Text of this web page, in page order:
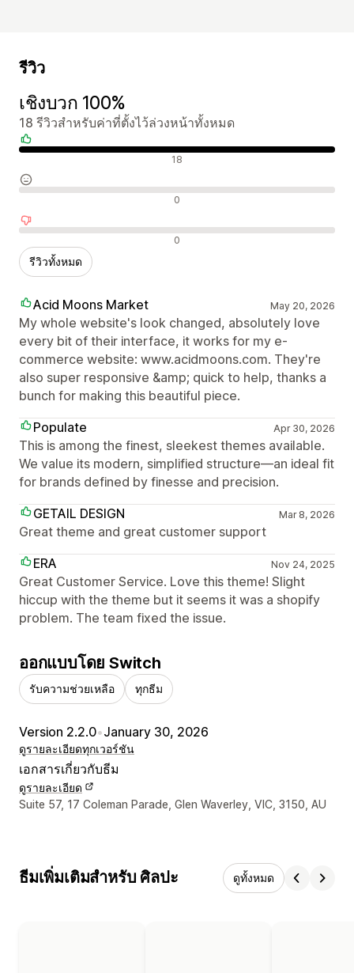
รีวิว
เชิงบวก 100%
18 รีวิวสำหรับค่าที่ตั้งไว้ล่วงหน้าทั้งหมด
รีวิวเชิงบวก 18
รีวิวที่เป็นกลาง 0
รีวิวเชิงลบ 0
รีวิวทั้งหมด
Acid Moons Market May 20, 2026
My whole website's look changed, absolutely love
every bit of their interface, it works for my e-
commerce website: www.acidmoons.com. They're
also super responsive &amp; quick to help, thanks a
bunch for making this beautiful piece.
Populate
Apr 30, 2026
This is among the finest, sleekest themes available.
We value its modern, simplified structure—an ideal fit
for brands defined by finesse and precision.
GETAIL DESIGN
Mar 8, 2026
Great theme and great customer support
ERA
Nov 24, 2025
Great Customer Service. Love this theme! Slight
hiccup with the theme but it seems it was a shopify
problem. The team fixed the issue.
ออกแบบโดย Switch
รับความช่วยเหลือ ทุกธีม
Version 2.2.0•January 30, 2026
ดูรายละเอียดทุกเวอร์ชัน
เอกสารเกี่ยวกับธีม
ดูรายละเอียด
รายละเอียดการติดต่อผู้ออกแบบ
Suite 57, 17 Coleman Parade, Glen Waverley, VIC, 3150, AU
ธีมเพิ่มเติมสำหรับ ศิลปะ ดูทั้งหมด